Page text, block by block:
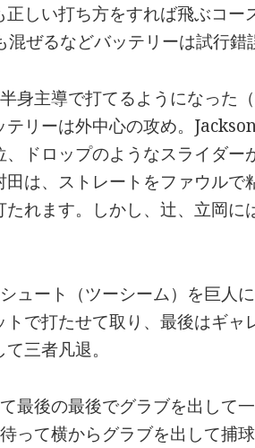
しい打ち方をすれば飛ぶコー
ぜるなどバッテリーは試行錯
身主導で打てるようになった
リーは外中心の攻め。
ドロップのようなスライダー
は、ストレートをファウルで
れます。しかし、辻、立岡に
ュート（ツーシーム）を巨人
で打たせて取り、最後はギャ
三者凡退。
最後の最後でグラブを出して
って横からグラブを出して捕